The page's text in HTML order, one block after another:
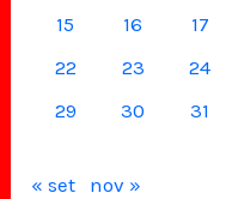
15
16 17
22
23 24
29
30 31
« set nov »